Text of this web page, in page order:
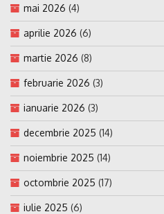
mai 2026 (4)
aprilie 2026 (6)
martie 2026 (8)
februarie 2026 (3)
ianuarie 2026 (3)
decembrie 2025 (14)
noiembrie 2025 (14)
octombrie 2025 (17)
iulie 2025 (6)